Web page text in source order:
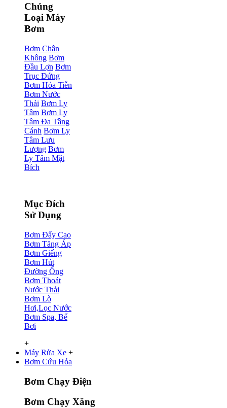
Chủng
Loại Máy
Bơm
Bơm Chân
Không Bơm
Đầu Lợn Bơm
Trục Đứng
Bơm Hỏa Tiễn
Bơm Nước
Thải Bơm Ly
Tâm Bơm Ly
Tâm Đa Tầng
Cánh Bơm Ly
Tâm Lưu
Lượng Bơm
Ly Tâm Mặt
Bích
Mục Đích
Sử Dụng
Bơm Đẩy Cao
Bơm Tăng Áp
Bơm Giếng
Bơm Hút
Đường Ống
Bơm Thoát
Nước Thải
Bơm Lò
Hơi,Lọc Nước
Bơm Spa, Bể
Bơi
+
Máy Rửa Xe +
Bơm Cứu Hỏa
Bơm Chạy Điện
Bơm Chạy Xăng